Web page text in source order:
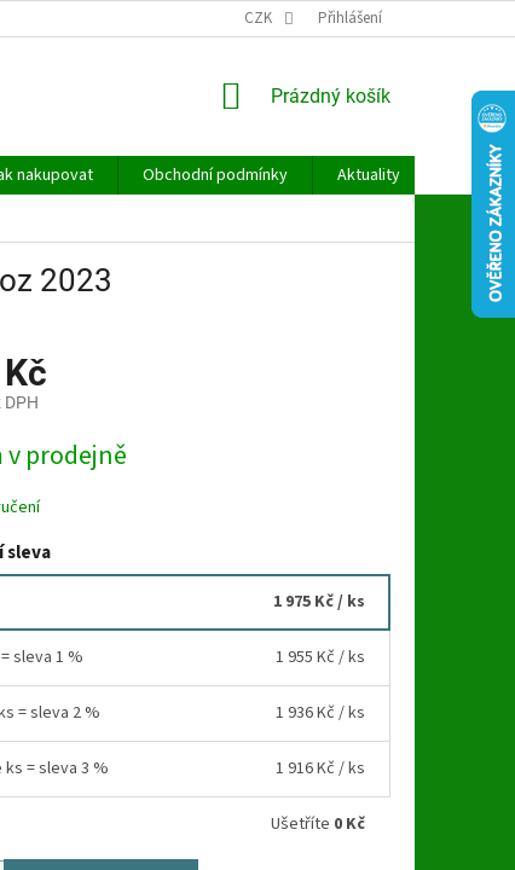
ÚDAJŮ CZK Přihlášení
NÁKUPNÍ
Prázdný košík
nakupovat Obchodní podmínky Aktuality
Kontakt
2023
DPH
v prodejně
sleva
1 975 Kč/ ks
sleva 1 % 1 955 Kč / ks
= sleva 2 % 1 936 Kč / ks
ks = sleva 3 % 1 916 Kč / ks
Ušetříte 0 Kč